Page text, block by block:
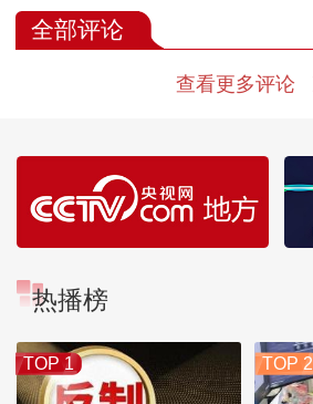
全部评论
查看更多评论
热播榜
TOP 1 TOP 2